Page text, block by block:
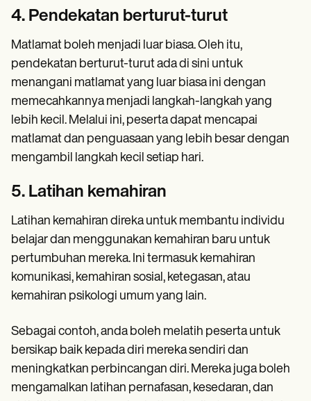
4. Pendekatan berturut-turut
Matlamat boleh menjadi luar biasa. Oleh itu,
pendekatan berturut-turut ada di sini untuk
menangani matlamat yang luar biasa ini dengan
memecahkannya menjadi langkah-langkah yang
lebih kecil. Melalui ini, peserta dapat mencapai
matlamat dan penguasaan yang lebih besar dengan
mengambil langkah kecil setiap hari.
5. Latihan kemahiran
Latihan kemahiran direka untuk membantu individu
belajar dan menggunakan kemahiran baru untuk
pertumbuhan mereka. Ini termasuk kemahiran
komunikasi, kemahiran sosial, ketegasan, atau
kemahiran psikologi umum yang lain.
Sebagai contoh, anda boleh melatih peserta untuk
bersikap baik kepada diri mereka sendiri dan
meningkatkan perbincangan diri. Mereka juga boleh
mengamalkan latihan pernafasan, kesedaran, dan